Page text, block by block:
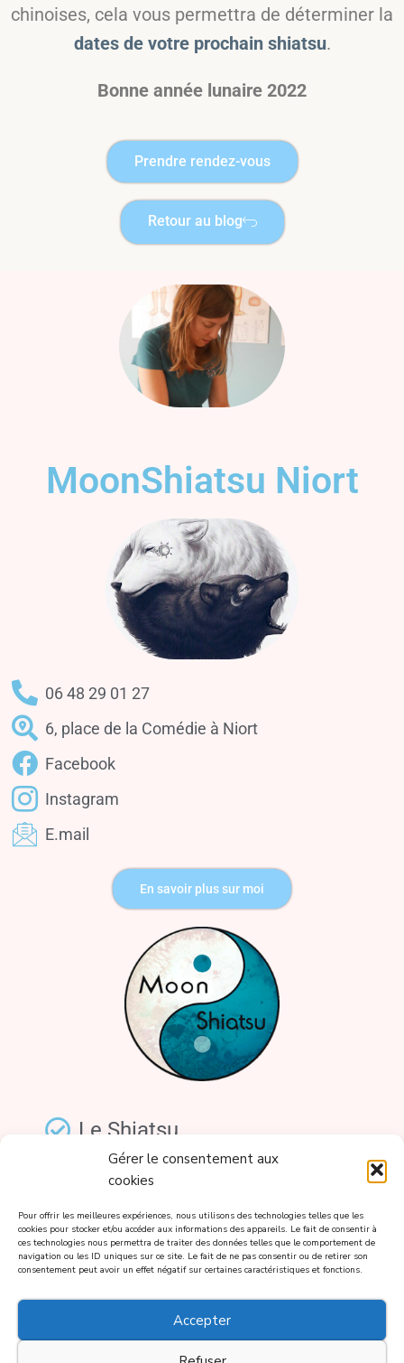
Gérer le consentement aux
cookies
Pour offrir les meilleures expériences, nous utilisons des technologies telles que les
cookies pour stocker et/ou accéder aux informations des appareils. Le fait de consentir à
ces technologies nous permettra de traiter des données telles que le comportement de
navigation ou les ID uniques sur ce site. Le fait de ne pas consentir ou de retirer son
consentement peut avoir un effet négatif sur certaines caractéristiques et fonctions.
Accepter
chinoises, cela vous permettra de déterminer la
dates de votre prochain shiatsu.
Bonne année lunaire 2022
Prendre rendez-vous
Retour au blog
MoonShiatsu Niort
06 48 29 01 27
6, place de la Comédie à Niort
Facebook
Instagram
E.mail
En savoir plus sur moi
Le Shiatsu
Prestations et tarifs
Le blog